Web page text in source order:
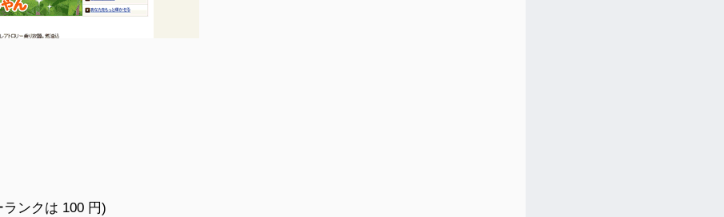
ンクは 100 円)